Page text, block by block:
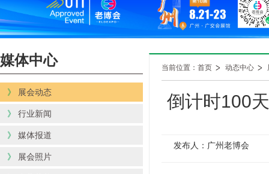
媒体中心
》 展会动态
》 行业新闻
》 媒体报道
》 展会照片
当前位置：首页 动态中心
倒计时100
发布人：广州老博会